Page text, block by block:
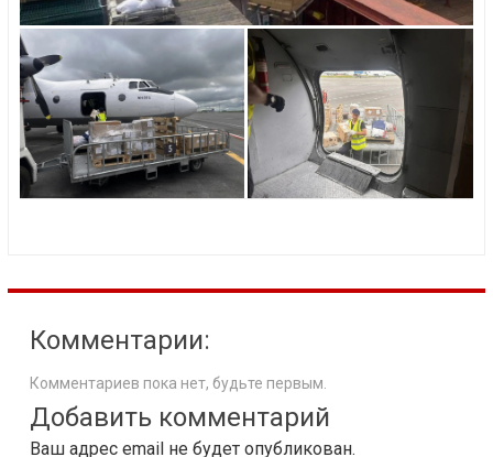
Комментарии:
Комментариев пока нет, будьте первым.
Добавить комментарий
Ваш адрес email не будет опубликован.